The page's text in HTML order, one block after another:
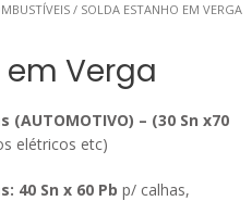
/ SOLDA ESTANHO EM VERGA
Verga
(AUTOMOTIVO) – (30 Sn x70
elétricos etc)
40 Sn x 60 Pb p/ calhas,